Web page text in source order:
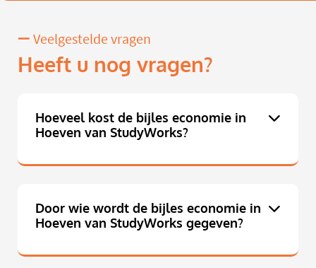
Veelgestelde vragen
Heeft u nog vragen?
Hoeveel kost de bijles economie in
Hoeven van StudyWorks?
Door wie wordt de bijles economie in
Hoeven van StudyWorks gegeven?